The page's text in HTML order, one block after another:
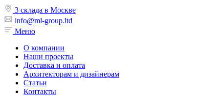
3 склада в Москве
info@ml-group.ltd
Меню
О компании
Наши проекты
Доставка и оплата
Архитекторам и дизайнерам
Статьи
Контакты